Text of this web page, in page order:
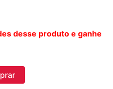
desse produto e ganhe